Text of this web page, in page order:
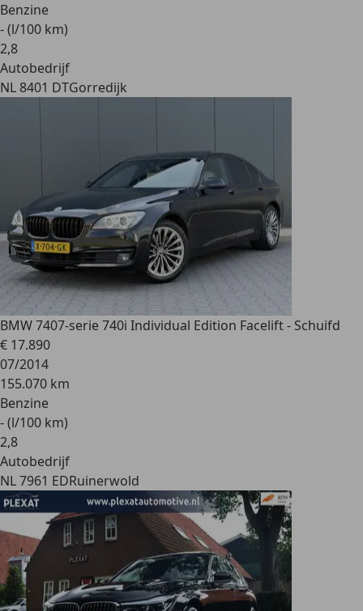
Benzine
- (l/100 km)
2,8
Autobedrijf
NL 8401 DTGorredijk
BMW 7407-serie 740i Individual Edition Facelift - Schuifd
€ 17.890
07/2014
155.070 km
Benzine
- (l/100 km)
2,8
Autobedrijf
NL 7961 EDRuinerwold